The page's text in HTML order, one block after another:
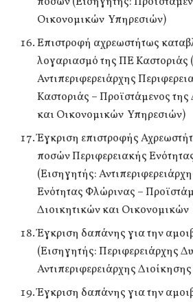
Οικονομικών Υπηρεσιών)
Επιστροφή αχρεωστήτως
λογαριασμό της ΠΕ Καστοριάς
Αντιπεριφερειάρχης
Καστοριάς – Προϊστάμενος
και Οικονομικών Υπηρεσιών)
Έγκριση επιστροφής
ποσών Περιφερειακής
(Εισηγητής:
Ενότητας Φλώρινας –
Διοικητικών και
Έγκριση δαπάνης για την
(Εισηγητής: Περιφερειάρχης
Αντιπεριφερειάρχης
Έγκριση δαπάνης για την